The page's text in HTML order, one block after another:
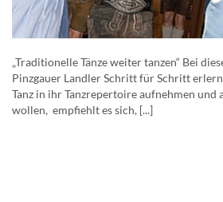
„Traditionelle Tänze weiter tanzen“ Bei
Pinzgauer Landler Schritt für Schritt
Tanz in ihr Tanzrepertoire aufnehmen und
wollen, empfiehlt es sich, [...]